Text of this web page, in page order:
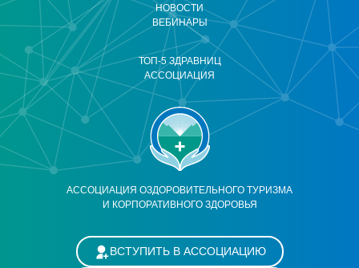
АССОЦИАЦИЯ ОЗДОРОВИТЕЛЬНОГО ТУРИЗМА
И КОРПОРАТИВНОГО ЗДОРОВЬЯ
НОВОСТИ
ВЕБИНАРЫ
ТОП-5 ЗДРАВНИЦ
АССОЦИАЦИЯ
ВСТУПИТЬ В АССОЦИАЦИЮ